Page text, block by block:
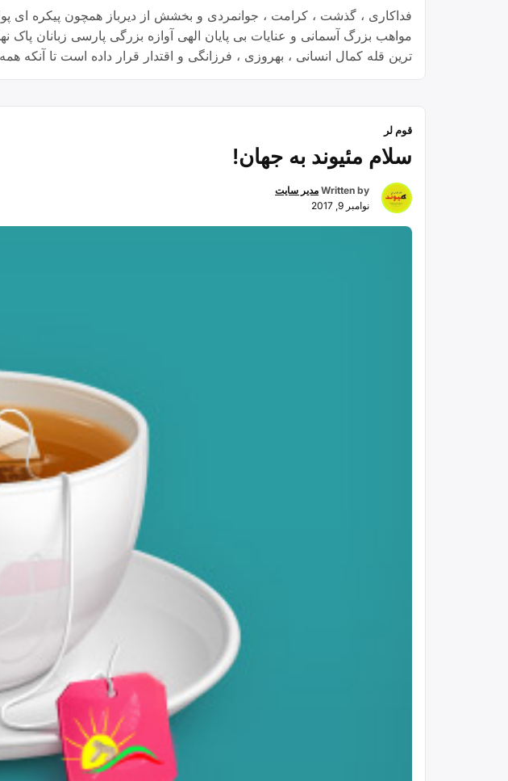
فداکاری ، گذشت ، کرامت ، جوانمردی و بخشش از دیرباز همچون پیکره ای
مواهب بزرگ آسمانی و عنایات بی پایان الهی آوازه بزرگی پارسی زبانان
ترین قله کمال انسانی ، بهروزی ، فرزانگی و اقتدار قرار داده است تا آنکه
قوم لر
سلام مئیوند به جهان!
Written by مدیر سایت
نوامبر 9, 2017